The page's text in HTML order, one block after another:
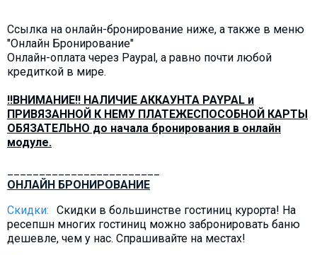
Ссылка на онлайн-бронирование ниже, а также в меню
"Онлайн Бронирование"
Онлайн-оплата через Paypal, а равно почти любой
кредиткой в мире.
!!ВНИМАНИЕ!! НАЛИЧИЕ АККАУНТА PAYPAL и
ПРИВЯЗАННОЙ К НЕМУ ПЛАТЕЖЕСПОСОБНОЙ КАРТЫ
ОБЯЗАТЕЛЬНО до начала бронирования в онлайн
модуле.
ОНЛАЙН БРОНИРОВАНИЕ
Скидки:
Скидки в большинстве гостиниц курорта! На
ресепшн многих гостиниц можно забронировать баню
дешевле, чем у нас. Спрашивайте на местах!